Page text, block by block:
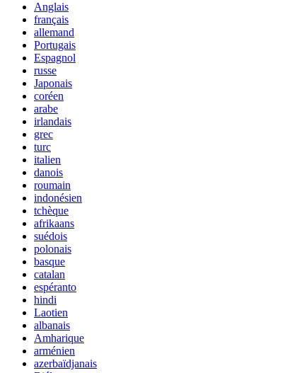
Anglais
français
allemand
Portugais
Espagnol
russe
Japonais
coréen
arabe
irlandais
grec
turc
italien
danois
roumain
indonésien
tchèque
afrikaans
suédois
polonais
basque
catalan
espéranto
hindi
Laotien
albanais
Amharique
arménien
azerbaïdjanais